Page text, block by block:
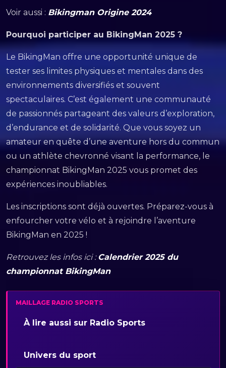
Voir aussi : Bikingman Origine 2024
Pourquoi participer au BikingMan 2025 ?
Le BikingMan offre une opportunité unique de
tester ses limites physiques et mentales dans des
environnements diversifiés et souvent
spectaculaires. C’est également une communauté
de passionnés partageant des valeurs d’exploration,
d’endurance et de solidarité. Que vous soyez un
amateur en quête d’une aventure hors du commun
ou un athlète chevronné visant la performance, le
championnat BikingMan 2025 vous promet des
expériences inoubliables.
Les inscriptions sont déjà ouvertes. Préparez-vous à
enfourcher votre vélo et à rejoindre l’aventure
BikingMan en 2025 !
Retrouvez les infos ici :Calendrier 2025 du
championnat BikingMan
MAILLAGE RADIO SPORTS
À lire aussi sur Radio Sports
Univers du sport